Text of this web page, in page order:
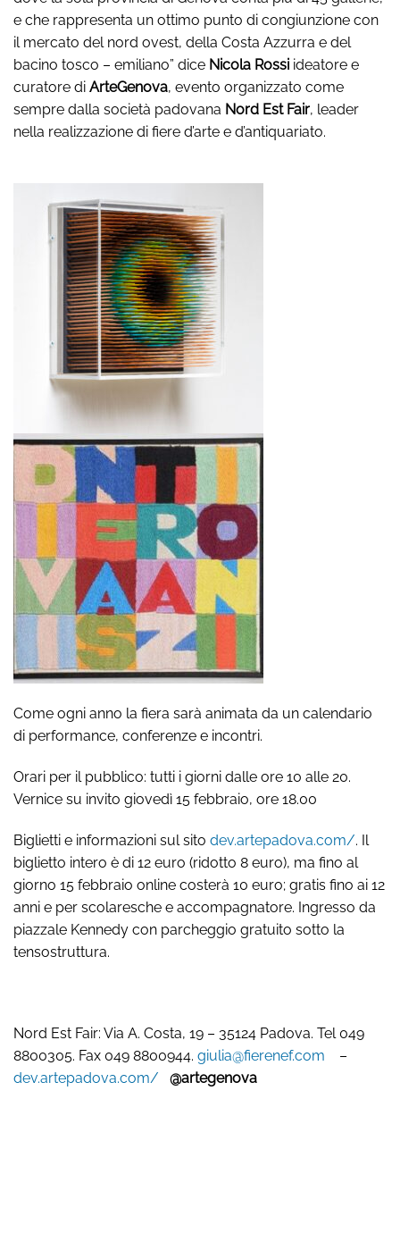
e che rappresenta un ottimo punto di congiunzione con
il mercato del nord ovest, della Costa Azzurra e del
bacino tosco – emiliano” dice Nicola Rossi ideatore e
curatore di ArteGenova, evento organizzato come
sempre dalla società padovana Nord Est Fair, leader
nella realizzazione di fiere d’arte e d’antiquariato.
Come ogni anno la fiera sarà animata da un calendario
di performance, conferenze e incontri.
Orari per il pubblico: tutti i giorni dalle ore 10 alle 20.
Vernice su invito giovedì 15 febbraio, ore 18.00
Biglietti e informazioni sul sito dev.artepadova.com/. Il
biglietto intero è di 12 euro (ridotto 8 euro), ma fino al
giorno 15 febbraio online costerà 10 euro; gratis fino ai 12
anni e per scolaresche e accompagnatore. Ingresso da
piazzale Kennedy con parcheggio gratuito sotto la
tensostruttura.
Nord Est Fair: Via A. Costa, 19 – 35124 Padova. Tel 049
8800305. Fax 049 8800944. giulia@fierenef.com –
dev.artepadova.com/
@artegenova